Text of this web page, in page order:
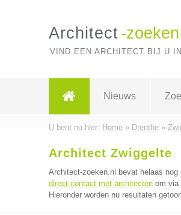
Architect -
VIND EEN ARCHITECT BIJ U
Nieuws
U bent nu hier: Home» Drenthe»
Architect Zwiggelte
Architect-zoeken.nl bevat helaas nog
direct contact met architectenom via
Hieronder worden nu resultaten